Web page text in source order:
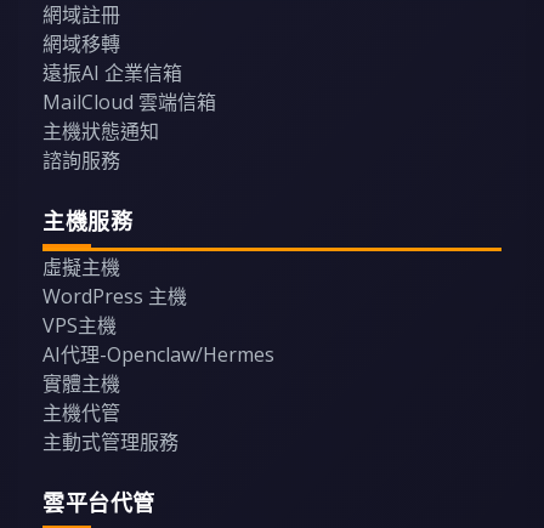
網域註冊
網域移轉
遠振AI 企業信箱
MailCloud 雲端信箱
主機狀態通知
諮詢服務
主機服務
虛擬主機
WordPress 主機
VPS主機
AI代理-Openclaw/Hermes
實體主機
主機代管
主動式管理服務
雲平台代管